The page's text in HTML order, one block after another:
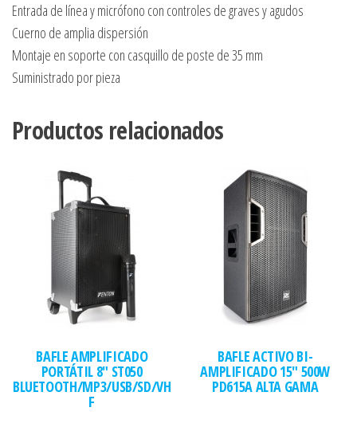
Entrada de línea y micrófono con controles de graves y agudos
Cuerno de amplia dispersión
Montaje en soporte con casquillo de poste de 35 mm
Suministrado por pieza
Productos relacionados
BAFLE AMPLIFICADO
PORTÁTIL 8″ ST050
BLUETOOTH/MP3/USB/SD/VH
F
BAFLE ACTIVO BI-
AMPLIFICADO 15″ 500W
PD615A ALTA GAMA